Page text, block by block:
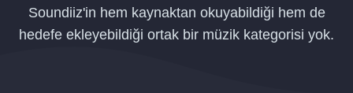
Soundiiz'in hem kaynaktan okuyabildiği hem de
hedefe ekleyebildiği ortak bir müzik kategorisi yok.